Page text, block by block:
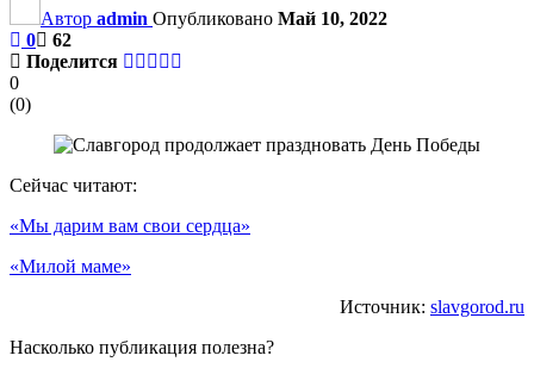
Автор admin Опубликовано Май 10, 2022
0
62
Поделится
0
(0)
Сейчас читают:
«Мы дарим вам свои сердца»
«Милой маме»
Источник: slavgorod.ru
Насколько публикация полезна?